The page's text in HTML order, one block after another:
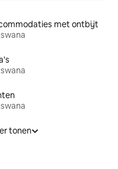
met ontbijt
tonen